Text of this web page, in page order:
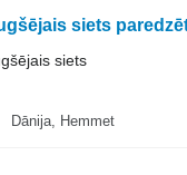
siets
siets
Dānija, Hemmet